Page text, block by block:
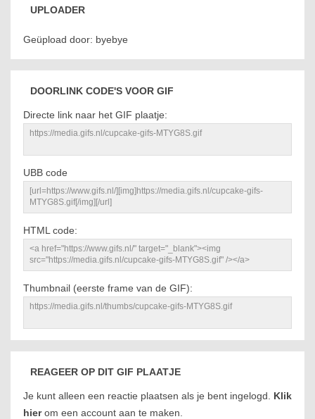
UPLOADER
Geüpload door: byebye
DOORLINK CODE'S VOOR GIF
Directe link naar het GIF plaatje:
UBB code
HTML code:
Thumbnail (eerste frame van de GIF):
REAGEER OP DIT GIF PLAATJE
Je kunt alleen een reactie plaatsen als je bent ingelogd. Klik
hierom een account aan te maken.